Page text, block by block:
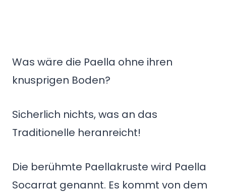
Was wäre die Paella ohne ihren
knusprigen Boden?
Sicherlich nichts, was an das
Traditionelle heranreicht!
Die berühmte Paellakruste wird Paella
Socarrat genannt. Es kommt von dem